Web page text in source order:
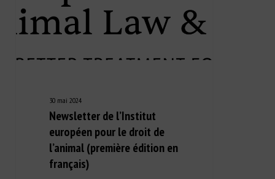
30 mai 2024
Newsletter de l’Institut
européen pour le droit de
l’animal (première édition en
français)